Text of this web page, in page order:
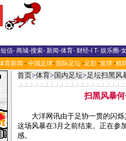
短信- 商城-搜索- 新闻-体育- 财经-I T- 娱乐圈-
育新闻 - 中国足球- 国际足坛 -足彩 -篮球 -棋
首页>体育> 国内足坛>足坛扫黑风
扫黑风暴
大洋网讯由于足协一贯的闪烁
这场风暴在3月之前结束。正在参
感。